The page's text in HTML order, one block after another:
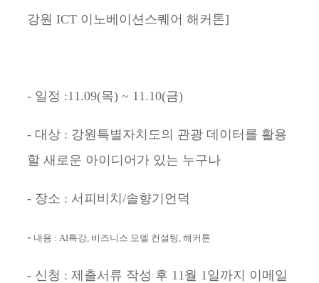
강원 ICT 이노베이션스퀘어 해커톤]
- 일정 :11.09(목) ~ 11.10(금)
- 대상 : 강원특별자치도의 관광 데이터를 활용
할 새로운 아이디어가 있는 누구나
- 장소 : 서피비치/솔향기언덕
- 내용 : AI특강, 비즈니스 모델 컨설팅, 해커톤
- 신청 : 제출서류 작성 후 11월 1일까지 이메일